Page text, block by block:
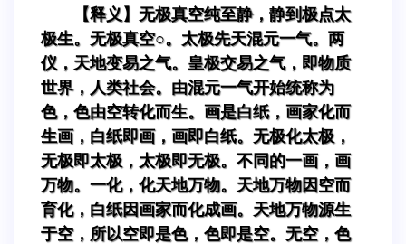
【释义】无极真空纯至静，静到极点太
极生。无极真空○。太极先天混元一气。两
仪，天地变易之气。皇极交易之气，即物质
世界，人类社会。由混元一气开始统称为
色，色由空转化而生。画是白纸，画家化而
生画，白纸即画，画即白纸。无极化太极，
无极即太极，太极即无极。不同的一画，画
万物。一化，化天地万物。天地万物因空而
育化，白纸因画家而化成画。天地万物源生
于空，所以空即是色，色即是空。无空，色